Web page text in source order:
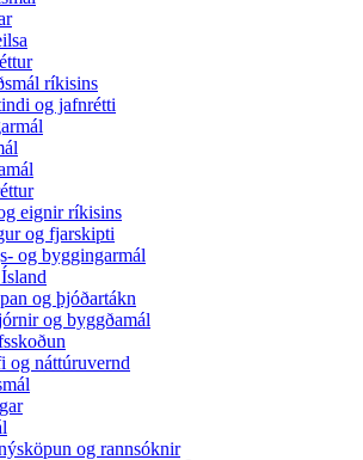
ríkisins
og jafnrétti
eignir ríkisins
og fjarskipti
og byggingarmál
og þjóðartákn
og byggðamál
og náttúruvernd
og rannsóknir